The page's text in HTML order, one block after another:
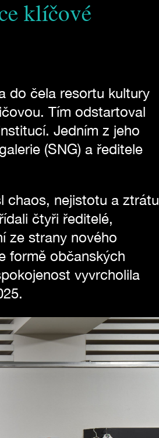
klíčové
do čela resortu kultury
Tím odstartoval
Jedním z jeho
(SNG) a ředitele
chaos, nejistotu a ztrátu
čtyři ředitelé,
ze strany nového
formě občanských
vyvrcholila